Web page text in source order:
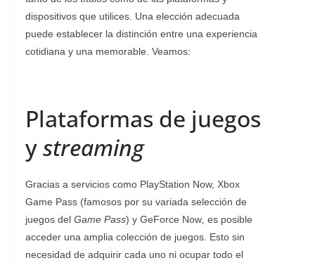
dispositivos que utilices. Una elección adecuada
puede establecer la distinción entre una experiencia
cotidiana y una memorable. Veamos:
Plataformas de juegos
ystreaming
Gracias a servicios como PlayStation Now, Xbox
Game Pass (famosos por su variada selección de
juegos del Game Pass) y GeForce Now es posible
acceder una amplia colección de juegos. Esto sin
necesidad de adquirir cada uno ni ocupar todo el